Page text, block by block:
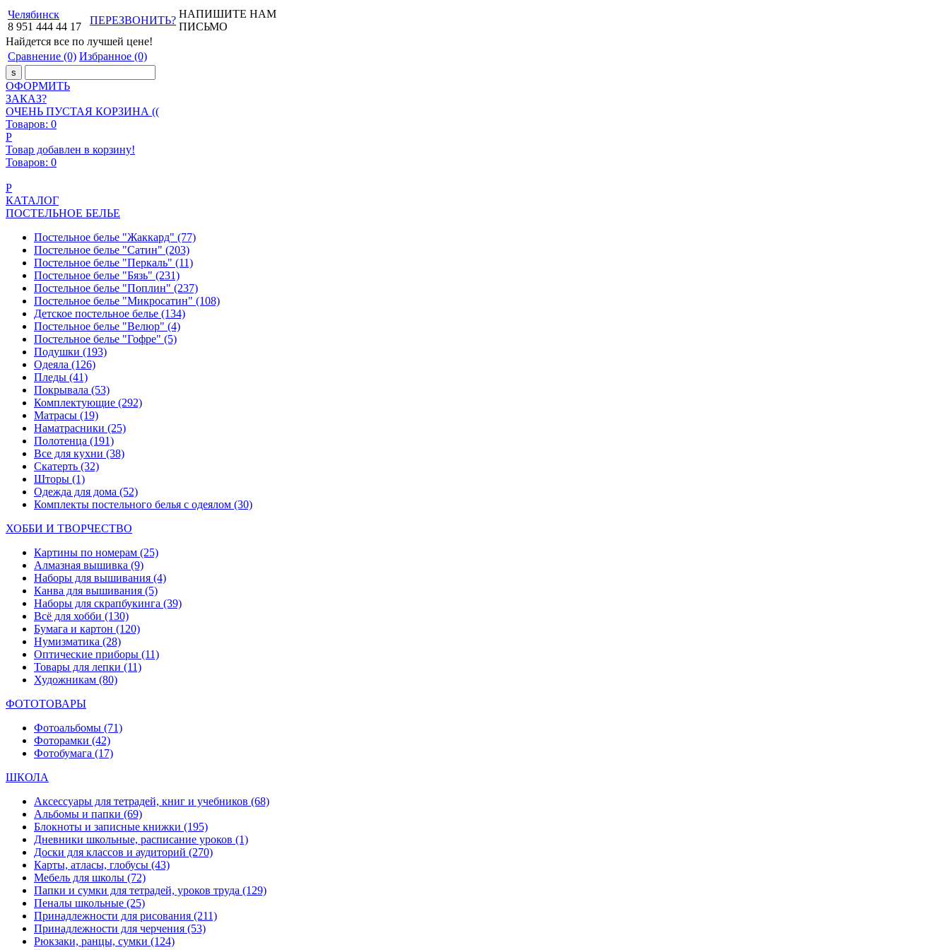
Челябинск
8 951 444 44 17
ПЕРЕЗВОНИТЬ?
НАПИШИТЕ НАМ
ПИСЬМО
Найдется все по лучшей цене!
Сравнение (0) Избранное (0)
ОФОРМИТЬ
ЗАКАЗ?
ОЧЕНЬ ПУСТАЯ КОРЗИНА ((
Товаров: 0
Р
Товар добавлен в корзину!
Товаров: 0
Р
КАТАЛОГ
ПОСТЕЛЬНОЕ БЕЛЬЕ
Постельное белье "Жаккард" (77)
Постельное белье "Сатин" (203)
Постельное белье "Перкаль" (11)
Постельное белье "Бязь" (231)
Постельное белье "Поплин" (237)
Постельное белье "Микросатин" (108)
Детское постельное белье (134)
Постельное белье "Велюр" (4)
Постельное белье "Гофре" (5)
Подушки (193)
Одеяла (126)
Пледы (41)
Покрывала (53)
Комплектующие (292)
Матрасы (19)
Наматрасники (25)
Полотенца (191)
Все для кухни (38)
Скатерть (32)
Шторы (1)
Одежда для дома (52)
Комплекты постельного белья с одеялом (30)
ХОББИ И ТВОРЧЕСТВО
Картины по номерам (25)
Алмазная вышивка (9)
Наборы для вышивания (4)
Канва для вышивания (5)
Наборы для скрапбукинга (39)
Всё для хобби (130)
Бумага и картон (120)
Нумизматика (28)
Оптические приборы (11)
Товары для лепки (11)
Художникам (80)
ФОТОТОВАРЫ
Фотоальбомы (71)
Фоторамки (42)
Фотобумага (17)
ШКОЛА
Аксессуары для тетрадей, книг и учебников (68)
Альбомы и папки (69)
Блокноты и записные книжки (195)
Дневники школьные, расписание уроков (1)
Доски для классов и аудиторий (270)
Карты, атласы, глобусы (43)
Мебель для школы (72)
Папки и сумки для тетрадей, уроков труда (129)
Пеналы школьные (25)
Принадлежности для рисования (211)
Принадлежности для черчения (53)
Рюкзаки, ранцы, сумки (124)